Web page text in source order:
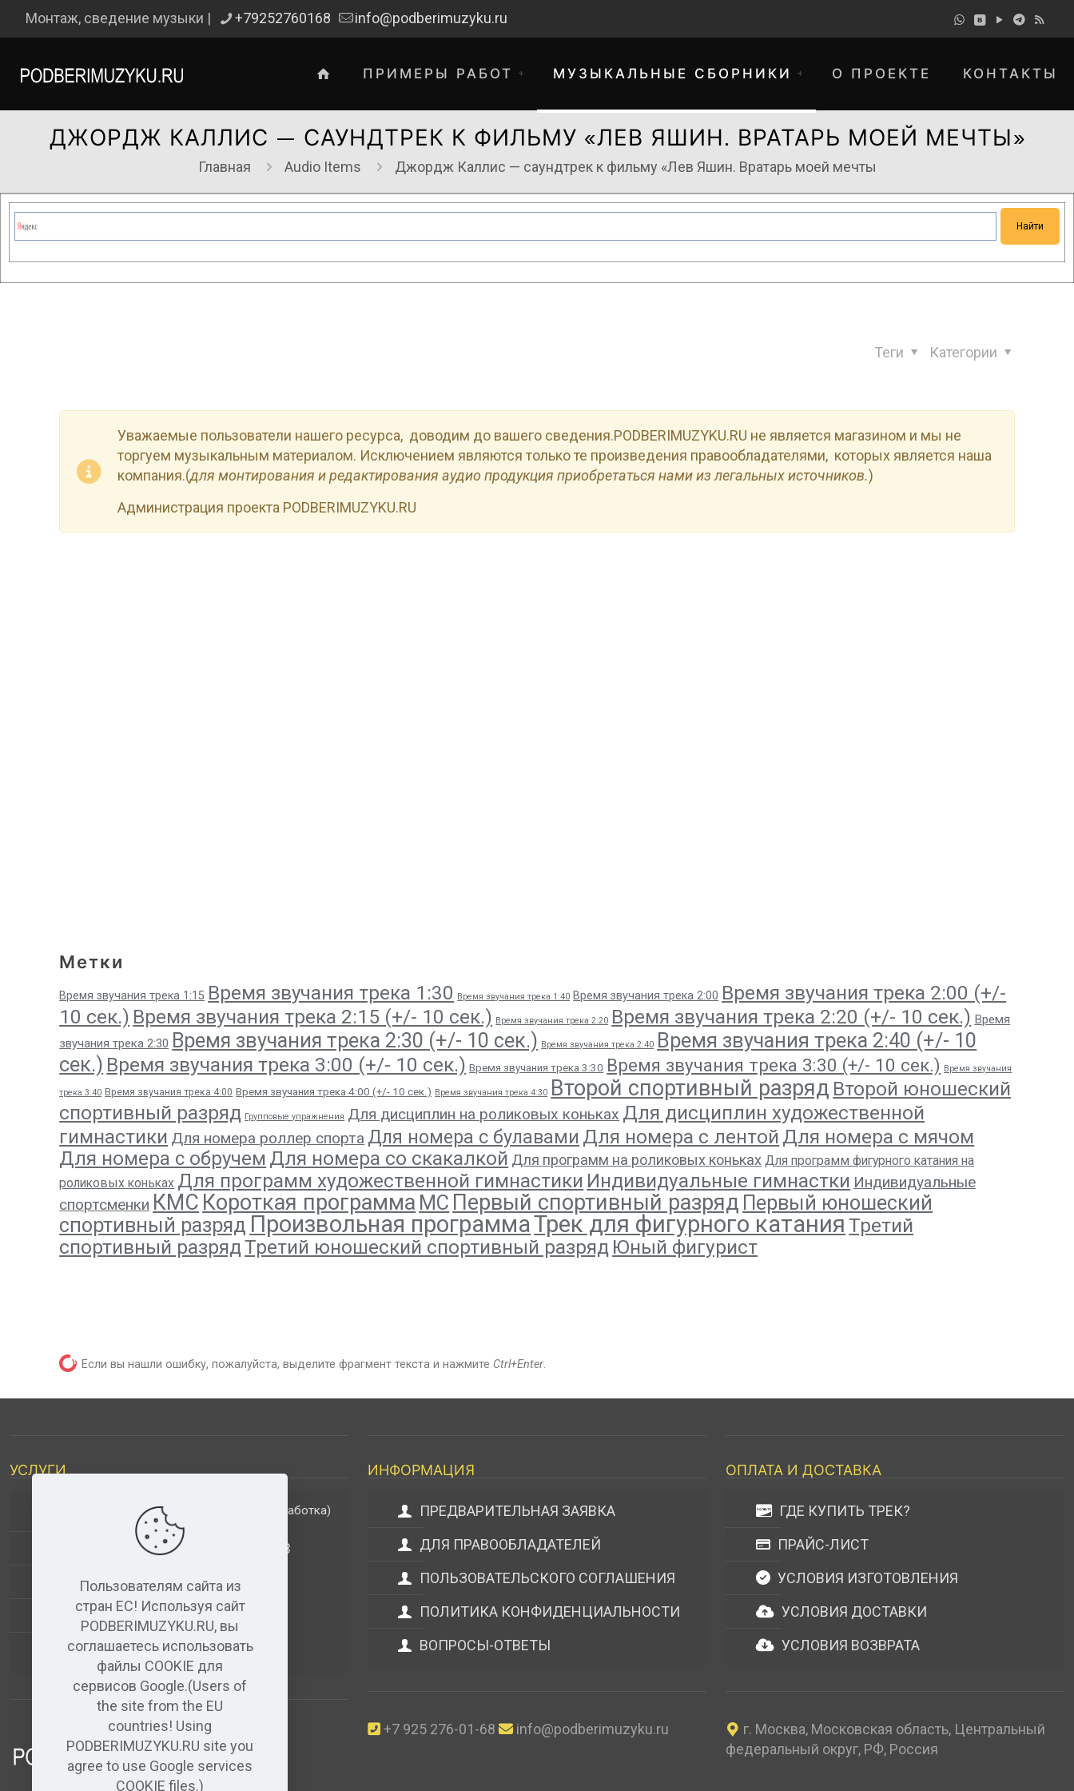
Монтаж, сведение музыки | +79252760168 info@podberimuzyku.ru
ПРИМЕРЫ РАБОТ МУЗЫКАЛЬНЫЕ СБОРНИКИ О ПРОЕКТЕ КОНТАКТЫ
ДЖОРДЖ КАЛЛИС — САУНДТРЕК К ФИЛЬМУ «ЛЕВ ЯШИН. ВРАТАРЬ МОЕЙ МЕЧТЫ»
Главная Audio Items Джордж Каллис — саундтрек к фильму «Лев Яшин. Вратарь моей мечты
Категории
Теги
Уважаемые пользователи нашего ресурса, доводим до вашего сведения.PODBERIMUZYKU.RU не является магазином и мы не
торгуем музыкальным материалом. Исключением являются только те произведения правообладателями, которых является наша
компания.(для монтирования и редактирования аудио продукция приобретаться нами из легальных источников.)
Администрация проекта PODBERIMUZYKU.RU
Метки
Время звучания трека 1:15 Время звучания трека 1:30 Время звучания трека 1:40 Время звучания трека 2:00 Время звучания трека 2:00 (+/-
10 сек.) Время звучания трека 2:15 (+/- 10 сек.) Время звучания трека 2:20 Время звучания трека 2:20 (+/- 10 сек.) Время
звучания трека 2:30 Время звучания трека 2:30 (+/- 10 сек.) Время звучания трека 2:40 Время звучания трека 2:40 (+/- 10
сек.) Время звучания трека 3:00 (+/- 10 сек.) Время звучания трека 3:30 Время звучания трека 3:30 (+/- 10 сек.) Время звучания
трека 3:40 Время звучания трека 4:00 Время звучания трека 4:00 (+/- 10 сек.) Время звучания трека 4:30 Второй спортивный разряд Второй юношеский
спортивный разряд Групповые упражнения Для дисциплин на роликовых коньках Для дисциплин художественной
гимнастики Для номера роллер спорта Для номера с булавами Для номера с лентой Для номера с мячом
Для номера с обручем Для номера со скакалкой Для программ на роликовых коньках Для программ фигурного катания на
роликовых коньках Для программ художественной гимнастики Индивидуальные гимнастки Индивидуальные
спортсменки КМС Короткая программа МС Первый спортивный разряд Первый юношеский
спортивный разряд Произвольная программаТрек для фигурного катания Третий
спортивный разрядТретий юношеский спортивный разряд Юный фигурист
Если вы нашли ошибку, пожалуйста, выделите фрагмент текста и нажмите Ctrl+Enter.
УСЛУГИ
ДОПОЛНИТЕЛЬНЫЕ УСЛУГИ (обработка)
АНАЛИЗ МУЗЫКАЛЬНЫХ ТРЕКОВ
ВИДЕО+АУДИО
УСЛУГИ ЗВУКОЗАПИСИ
АУДИО РЕДАКТОР(бесплатный)
ИНФОРМАЦИЯ
ПРЕДВАРИТЕЛЬНАЯ ЗАЯВКА
ДЛЯ ПРАВООБЛАДАТЕЛЕЙ
ПОЛЬЗОВАТЕЛЬСКОГО СОГЛАШЕНИЯ
ПОЛИТИКА КОНФИДЕНЦИАЛЬНОСТИ
ВОПРОСЫ-ОТВЕТЫ
+7 925 276-01-68 info@podberimuzyku.ru
ОПЛАТА И ДОСТАВКА
ГДЕ КУПИТЬ ТРЕК?
ПРАЙС-ЛИСТ
УСЛОВИЯ ИЗГОТОВЛЕНИЯ
УСЛОВИЯ ДОСТАВКИ
УСЛОВИЯ ВОЗВРАТА
г. Москва, Московская область, Центральный
федеральный округ, РФ, Россия
Пользователям сайта из
стран ЕС! Используя сайт
PODBERIMUZYKU.RU, вы
соглашаетесь использовать
файлы COOKIE для
сервисов Google.(Users of
the site from the EU
countries! Using
PODBERIMUZYKU.RU site you
agree to use Google services
COOKIE files.)